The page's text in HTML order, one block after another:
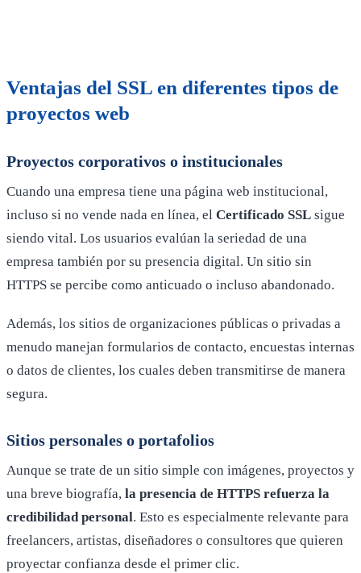
Ventajas del SSL en diferentes tipos de
proyectos web
Proyectos corporativos o institucionales
Cuando una empresa tiene una página web institucional,
incluso si no vende nada en línea, el Certificado SSL sigue
siendo vital. Los usuarios evalúan la seriedad de una
empresa también por su presencia digital. Un sitio sin
HTTPS se percibe como anticuado o incluso abandonado.
Además, los sitios de organizaciones públicas o privadas a
menudo manejan formularios de contacto, encuestas internas
o datos de clientes, los cuales deben transmitirse de manera
segura.
Sitios personales o portafolios
Aunque se trate de un sitio simple con imágenes, proyectos y
una breve biografía, la presencia de HTTPS refuerza la
credibilidad personal. Esto es especialmente relevante para
freelancers, artistas, diseñadores o consultores que quieren
proyectar confianza desde el primer clic.